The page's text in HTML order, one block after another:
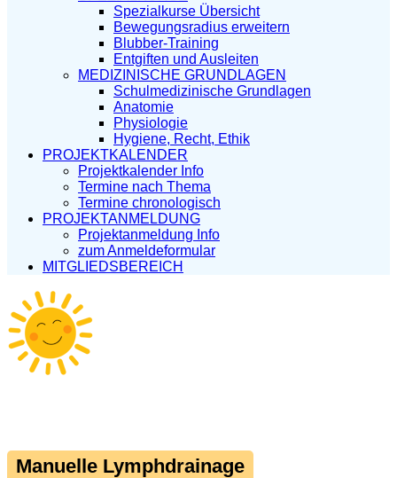
Spezialkurse Übersicht
Bewegungsradius erweitern
Blubber-Training
Entgiften und Ausleiten
MEDIZINISCHE GRUNDLAGEN
Schulmedizinische Grundlagen
Anatomie
Physiologie
Hygiene, Recht, Ethik
PROJEKTKALENDER
Projektkalender Info
Termine nach Thema
Termine chronologisch
PROJEKTANMELDUNG
Projektanmeldung Info
zum Anmeldeformular
MITGLIEDSBEREICH
Manuelle Lymphdrainage